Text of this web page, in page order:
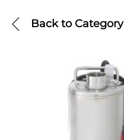
Back toCategory